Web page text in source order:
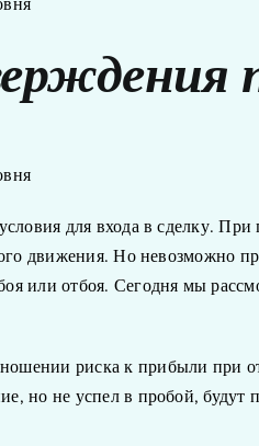
для входа в сделку.
движения. Но невозможно
или отбоя. Сегодня мы
риска к прибыли при
но не успел в пробой,